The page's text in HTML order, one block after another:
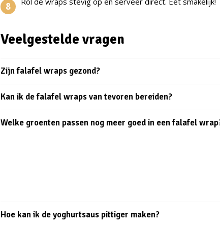
Veelgestelde vragen
Zijn falafel wraps gezond?
Kan ik de falafel wraps van tevoren bereiden?
Welke groenten passen nog meer goed in een falafel
Hoe kan ik de yoghurtsaus pittiger maken?